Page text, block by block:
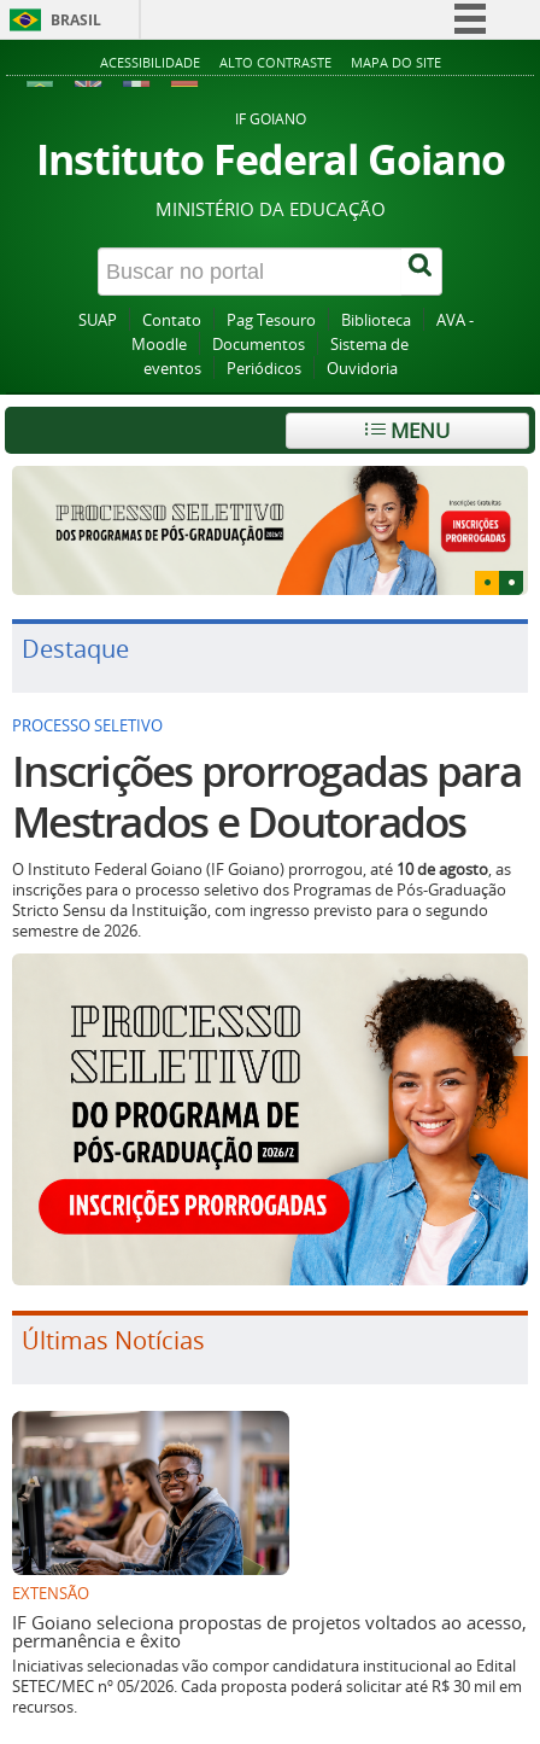
BRASIL
Simplifique!
Acesso à informação
Legislação
Canais
ACESSIBILIDADE ALTO CONTRASTE MAPA DO SITE
IF GOIANO
Instituto Federal Goiano
MINISTÉRIO DA EDUCAÇÃO
SUAP Contato Pag Tesouro Biblioteca
AVA -
Moodle
Documentos
Sistema de
eventos
Periódicos Ouvidoria
MENU
Destaque
PROCESSO SELETIVO
Inscrições prorrogadas para
Mestrados e Doutorados
O Instituto Federal Goiano (IF Goiano) prorrogou, até 10 de agosto, as
inscrições para o processo seletivo dos Programas de Pós-Graduação
Stricto Sensu da Instituição, com ingresso previsto para o segundo
semestre de 2026.
Últimas Notícias
EXTENSÃO
IF Goiano seleciona propostas de projetos voltados ao acesso,
permanência e êxito
Iniciativas selecionadas vão compor candidatura institucional ao Edital
SETEC/MEC nº 05/2026. Cada proposta poderá solicitar até R$ 30 mil em
recursos.